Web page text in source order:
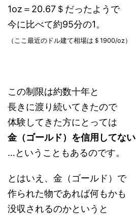
1oz＝20.67＄だったようで
今に比べて約95分の1。
（ここ最近のドル建て相場は＄1900/oz）
この制限は約数十年と
長きに渡り続いてきたので
体験してきた方にとっては
金（ゴールド）を信用してない
…ということもあるのです。
とはいえ、金（ゴールド）で
作られた物であれば何もかも
没収されるのかというと